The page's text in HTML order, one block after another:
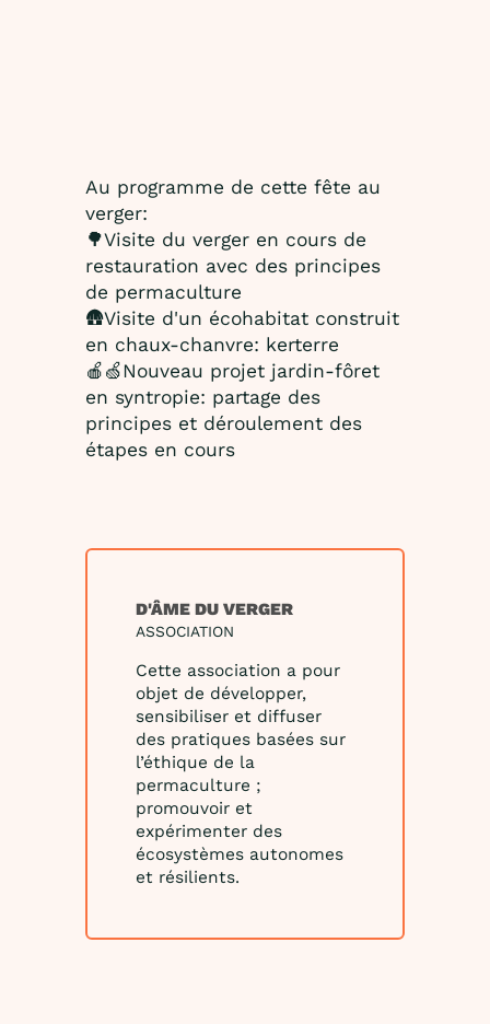
Au programme de cette fête au
verger:
🌳Visite du verger en cours de
restauration avec des principes
de permaculture
🛖Visite d'un écohabitat construit
en chaux-chanvre: kerterre
🍎🍏Nouveau projet jardin-fôret
en syntropie: partage des
principes et déroulement des
étapes en cours
D'ÂME DU VERGER
ASSOCIATION
Cette association a pour
objet de développer,
sensibiliser et diffuser
des pratiques basées sur
l’éthique de la
permaculture ;
promouvoir et
expérimenter des
écosystèmes autonomes
et résilients.